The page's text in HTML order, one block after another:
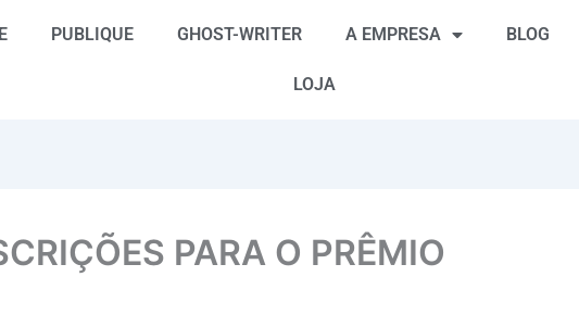
PUBLIQUE GHOST-WRITER A EMPRESA BLOG
LOJA
PARA O PRÊMIO